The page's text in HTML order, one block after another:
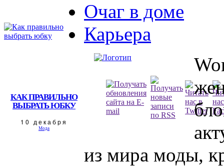
КАК ПРАВИЛЬНО
ВЫБРАТЬ ЮБКУ
10 декабря
Мода
Очаг в доме
Карьера
из мира моды,